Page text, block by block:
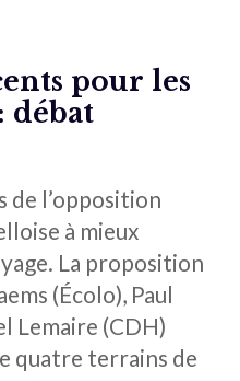
pour les
débat
de l’opposition
à mieux
La proposition
(Écolo), Paul
Lemaire (CDH)
quatre terrains de